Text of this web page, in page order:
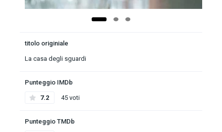
titolo originiale
La casa degli sguardi
Punteggio IMDb
7.2 45 voti
Punteggio TMDb